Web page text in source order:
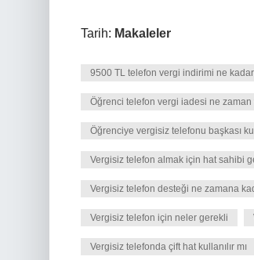
Tarih: Makaleler
9500 TL telefon vergi indirimi ne kadar
Öğrenci telefon vergi iadesi ne zaman
Öğrenciye vergisiz telefonu başkası
Vergisiz telefon almak için hat sahibi
Vergisiz telefon desteği ne zamana
Vergisiz telefon için neler gerekli
Vergisiz telefonda çift hat kullanılır mı